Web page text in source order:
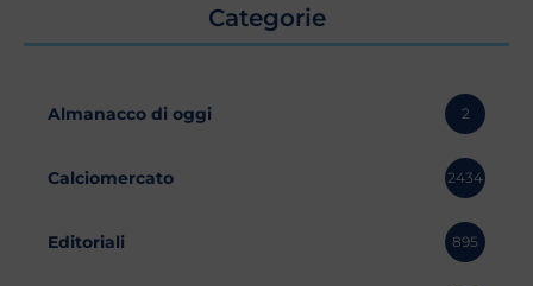
Categorie
Almanacco di oggi 2
Calciomercato 2434
Editoriali 895